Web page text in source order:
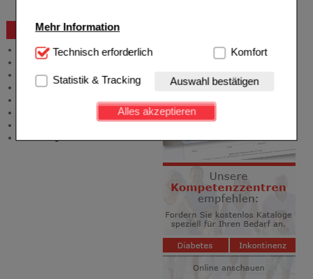
Mehr Information
Technisch Notwendig:Hierbei handelt es sich um
Website notwendig sind (z.B. Navigation, Warenkorb,
Kundenkonto), weshalb auf diese nicht verzichtet
werden kann.
Einkaufserlebnis noch ansprechender zu gestalten,
beispielsweise für die Wiedererkennung des
Besuchers oder unsere Seite an bevorzugte
Verhaltensweisen (z.B. Spracheinstellung)
anzupassen. Komfort-Cookies ermöglichen es uns
auch auf Ihre Bedürfnisse zugeschrittene Inhalte
anzuzeigen und unser Partnerprogramm zu
Hierüber lassen sich
Informationen über die Art und Weise der Nutzung
Technisch erforderlich Komfort
Statistik & Tracking Auswahl bestätigen
Alles akzeptieren
Beratung und Service
Allgemeine Information
Produktberatung
Meldung Arzneimittelrisiken
Zuzahlungsfreie Arzneien
Angebote & Downloads
Stellenangebote